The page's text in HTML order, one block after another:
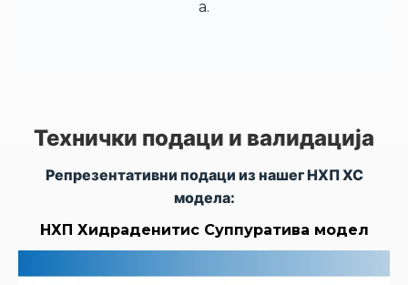
а.
Технички подаци и валидација
Репрезентативни подаци из нашег НХП ХС
модела:
НХП Хидраденитис Суппуратива модел